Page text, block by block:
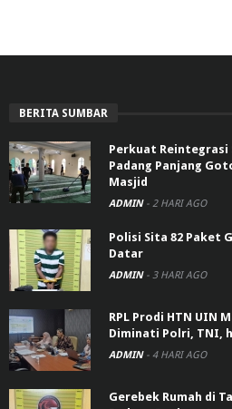
BERITA SUMBAR
Perkuat Reintegrasi
Padang Panjang
Masjid
ADMIN - 2 HARI AGO
Polisi Sita 82 Paket
Datar
ADMIN - 3 HARI AGO
RPL Prodi HTN UIN
Diminati Polri, TNI,
ADMIN - 4 HARI AGO
Gerebek Rumah di